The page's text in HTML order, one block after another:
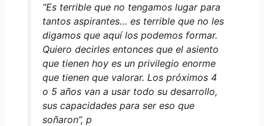
“Es terrible que no tengamos lugar para
tantos aspirantes… es terrible que no les
digamos que aquí los podemos formar.
Quiero decirles entonces que el asiento
que tienen hoy es un privilegio enorme
que tienen que valorar. Los próximos 4
o 5 años van a usar todo su desarrollo,
sus capacidades para ser eso que
soñaron”, p